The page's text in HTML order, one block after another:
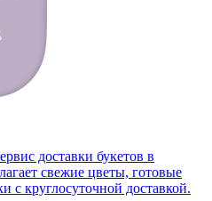
доставки букетов в
свежие цветы, готовые
с круглосуточной доставкой.